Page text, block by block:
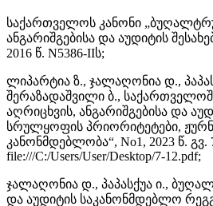
საქართველოს კანონი
ანგარიშგებისა და აუდიტის
2016 წ. N5386-IIს;
ლიპარტია ზ., ჯალაღონია დ.,
შერაზადაშვილი ბ.,
აღრიცხვის, ანგარიშგებისა და
სრულყოფის პრიორიტეტები,
კანონმდებლობა“, No1, 2023 წ. გვ.
file:///C:/Users/User/Desktop/7-12.pdf;
ჯალაღონია დ., პაპასქუა ი.,
და აუდიტის საკანონმდებლო